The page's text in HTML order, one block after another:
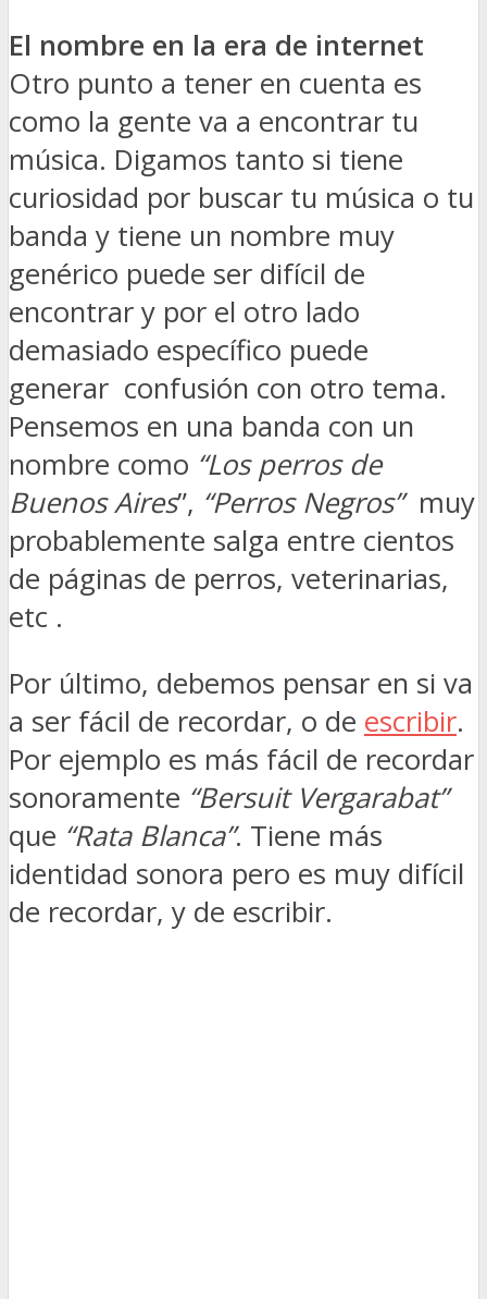
El nombre en la era de internet
Otro punto a tener en cuenta es
como la gente va a encontrar tu
música. Digamos tanto si tiene
curiosidad por buscar tu música o tu
banda y tiene un nombre muy
genérico puede ser difícil de
encontrar y por el otro lado
demasiado específico puede
generar confusión con otro tema.
Pensemos en una banda con un
nombre como “Los perros de
Buenos Aires”, “Perros Negros”muy
probablemente salga entre cientos
de páginas de perros, veterinarias,
etc .
Por último, debemos pensar en si va
a ser fácil de recordar, o de escribir.
Por ejemplo es más fácil de recordar
sonoramente “Bersuit Vergarabat”
que “Rata Blanca”. Tiene más
identidad sonora pero es muy difícil
de recordar, y de escribir.